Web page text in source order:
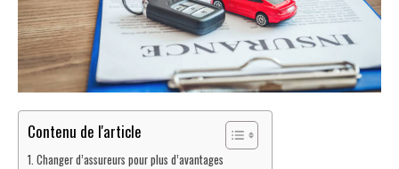
Contenu de l'article
Changer d’assureurs pour plus d’avantages